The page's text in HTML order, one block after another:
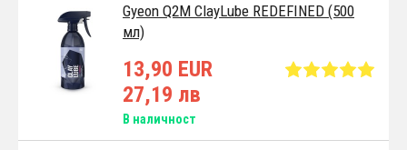
Gyeon Q2M ClayLube REDEFINED (500
мл)
13,90 EUR
27,19 лв
В наличност